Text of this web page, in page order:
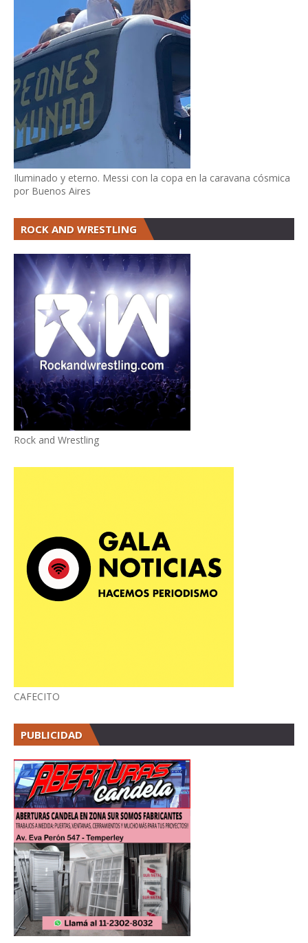
Iluminado y eterno. Messi con la copa en la caravana cósmica
por Buenos Aires
ROCK AND WRESTLING
Rock and Wrestling
CAFECITO
PUBLICIDAD